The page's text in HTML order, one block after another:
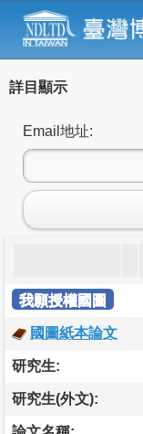
詳目顯示
Email地址:
我願授權國圖
國圖紙本論文
研究生:
研究生(外文):